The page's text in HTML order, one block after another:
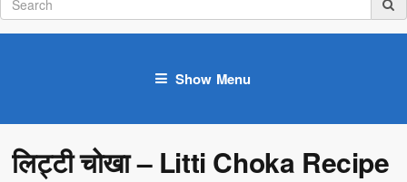
Show Menu
लिट्टी चोखा – Litti Choka Recipe